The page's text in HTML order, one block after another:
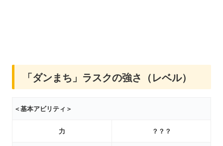
「ダンまち」ラスクの強さ（レベル）
＜基本アビリティ＞
力 ？？？